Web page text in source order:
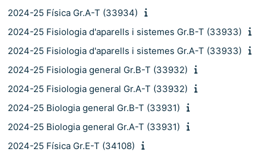
2024-25 Física Gr.A-T (33934)
2024-25 Fisiologia d'aparells i sistemes Gr.B-T (33933)
2024-25 Fisiologia d'aparells i sistemes Gr.A-T (33933)
2024-25 Fisiologia general Gr.B-T (33932)
2024-25 Fisiologia general Gr.A-T (33932)
2024-25 Biologia general Gr.B-T (33931)
2024-25 Biologia general Gr.A-T (33931)
2024-25 Física Gr.E-T (34108)